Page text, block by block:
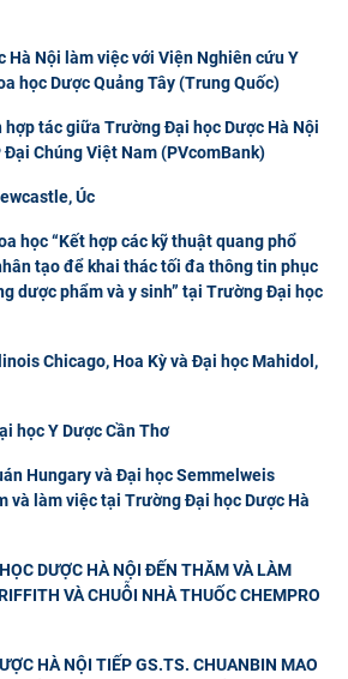
Hà Nội làm việc với Viện Nghiên cứu Y
học Dược Quảng Tây (Trung Quốc)
hợp tác giữa Trường Đại học Dược Hà Nội
Đại Chúng Việt Nam (PVcomBank)
Úc
học “Kết hợp các kỹ thuật quang phổ
tạo để khai thác tối đa thông tin phục
dược phẩm và y sinh” tại Trường Đại học
Chicago, Hoa Kỳ và Đại học Mahidol,
học Y Dược Cần Thơ
Hungary và Đại học Semmelweis
và làm việc tại Trường Đại học Dược Hà
DƯỢC HÀ NỘI ĐẾN THĂM VÀ LÀM
VÀ CHUỖI NHÀ THUỐC CHEMPRO
HÀ NỘI TIẾP GS.TS. CHUANBIN MAO